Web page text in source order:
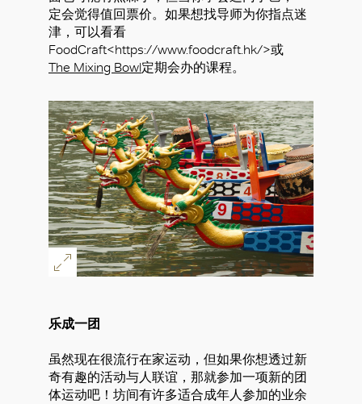
定会觉得值回票价。如果想找导师为你指点迷
津，可以看看
FoodCraft<https://www.foodcraft.hk/>或
The Mixing Bowl定期会办的课程。
乐成一团
虽然现在很流行在家运动，但如果你想透过新
奇有趣的活动与人联谊，那就参加一项新的团
体运动吧！坊间有许多适合成年人参加的业余
好